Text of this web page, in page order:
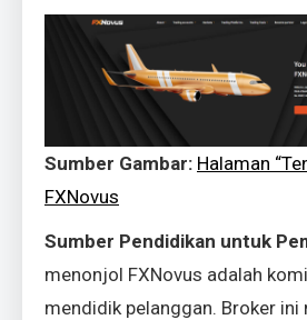
Sumber Gambar: Halaman
FXNovus
Sumber Pendidikan untuk
menonjol FXNovus adalah
mendidik pelanggan. Broker ini